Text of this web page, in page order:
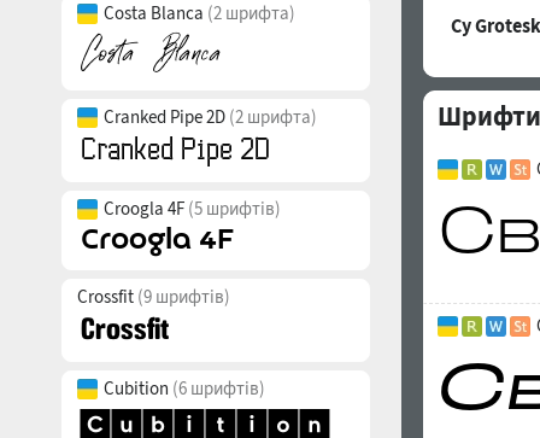
Costa Blanca (2 шрифта)
Cranked Pipe 2D (2 шрифта)
Croogla 4F (5 шрифтів)
Crossfit (9 шрифтів)
Cubition (6 шрифтів)
Cy
Шрифти